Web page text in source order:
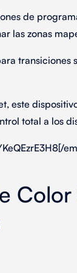
de
las zonas
transiciones
este
total a los
Color